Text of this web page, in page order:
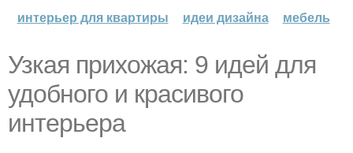
интерьер для квартиры
идеи дизайна мебель
Узкая прихожая: 9 идей для
удобного и красивого
интерьера